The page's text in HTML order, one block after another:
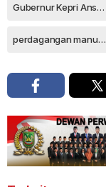
Gubernur Kepri Ansar Ahmad
perdagangan manusia